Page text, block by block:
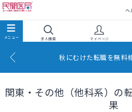
ヘ
求人検索 マイページ
秋にむけた転職を無料
関東・その他（他科系）の
果